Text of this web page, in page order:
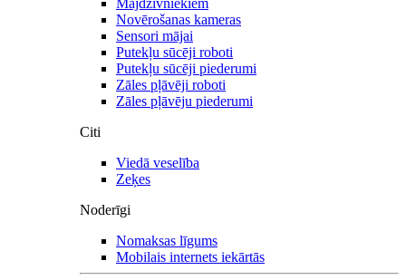
Novērošanas kameras
Sensori mājai
Putekļu sūcēji roboti
Putekļu sūcēji piederumi
Zāles pļāvēji roboti
Zāles pļāvēju piederumi
Citi
Viedā veselība
Zeķes
Noderīgi
Nomaksas līgums
Mobilais internets iekārtās